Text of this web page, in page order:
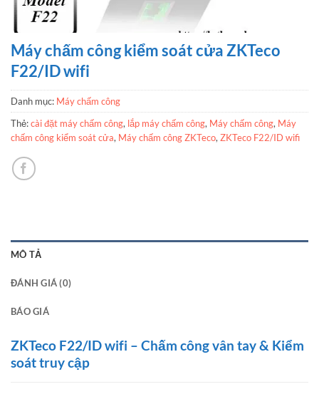
Máy chấm công kiểm soát cửa ZKTeco
F22/ID wifi
Danh mục: Máy chấm công
Thẻ:cài đặt máy chấm công, lắp máy chấm công, Máy chấm công, Máy
chấm công kiểm soát cửa, Máy chấm công ZKTeco, ZKTeco F22/ID wifi
MÔ TẢ
ĐÁNH GIÁ (0)
BÁO GIÁ
ZKTeco F22/ID wifi – Chấm công vân tay & Kiểm
soát truy cập